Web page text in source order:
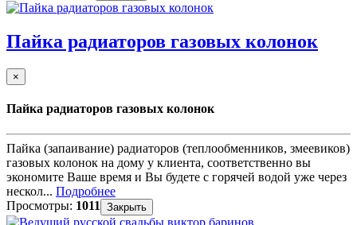
Пайка радиаторов газовых колонок
×
Пайка радиаторов газовых колонок
Пайка (запаивание) радиаторов (теплообменников, змеевиков)
газовых колонок на дому у клиента, соответственно вы
экономите Ваше время и Вы будете с горячей водой уже через
нескол... Подробнее
Просмотры: 1011 Закрыть